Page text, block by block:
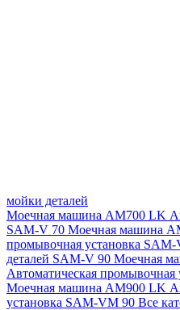
мойки деталей
Моечная машина AM700 LK
SAM-V 70 Моечная машина
промывочная установка
деталей SAM-V 90 Моечная
Автоматическая
Моечная машина AM900 LK
установка SAM-VM 90 Все